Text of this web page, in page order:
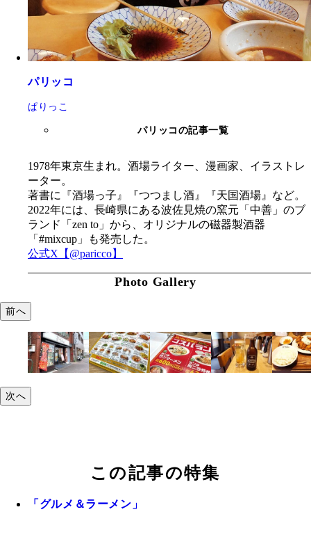
パリッコ
ぱりっこ
パリッコの記事一覧
1978年東京生まれ。酒場ライター、漫画家、イラストレ
ーター。
著書に『酒場っ子』『つつまし酒』『天国酒場』など。
2022年には、長崎県にある波佐見焼の窯元「中善」のブ
ランド「zen to」から、オリジナルの磁器製酒器
「#mixcup」も発売した。
公式X【@paricco】
Photo Gallery
前へ
次へ
この記事の特集
「グルメ＆ラーメン」